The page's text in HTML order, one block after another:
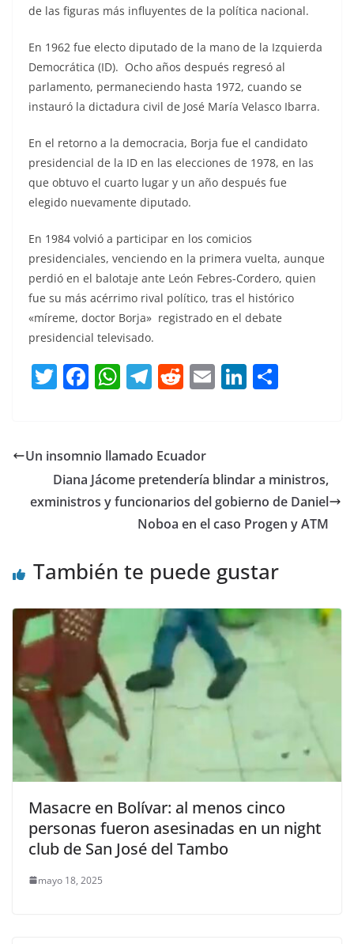
de las figuras más influyentes de la política nacional.
En 1962 fue electo diputado de la mano de la Izquierda
Democrática (ID). Ocho años después regresó al
parlamento, permaneciendo hasta 1972, cuando se
instauró la dictadura civil de José María Velasco Ibarra.
En el retorno a la democracia, Borja fue el candidato
presidencial de la ID en las elecciones de 1978, en las
que obtuvo el cuarto lugar y un año después fue
elegido nuevamente diputado.
En 1984 volvió a participar en los comicios
presidenciales, venciendo en la primera vuelta, aunque
perdió en el balotaje ante León Febres-Cordero, quien
fue su más acérrimo rival político, tras el histórico
«míreme, doctor Borja» registrado en el debate
presidencial televisado.
T
er
F
e
b
o
W
s
A
p
T
gr
a
m
R
di
t
E Li
dI
n
ar
tir
Un insomnio llamado Ecuador
Diana Jácome pretendería blindar a ministros,
exministros y funcionarios del gobierno de Daniel
Noboa en el caso Progen y ATM
También te puede gustar
Masacre en Bolívar: al menos cinco
personas fueron asesinadas en un night
club de San José del Tambo
mayo 18, 2025